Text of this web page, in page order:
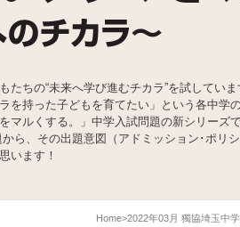
たちの“未来へ学び進むチカラ”を試していま
を持った子どもを育てたい」という各中学
マルくする。」中学入試問題の新シリーズ
ら、その出題意図（アドミッション･ポリ
います！
Home 2022年03月 獨協埼玉中学